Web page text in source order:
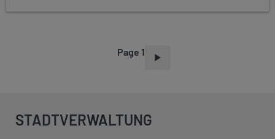
Page 1
STADTVERWALTUNG